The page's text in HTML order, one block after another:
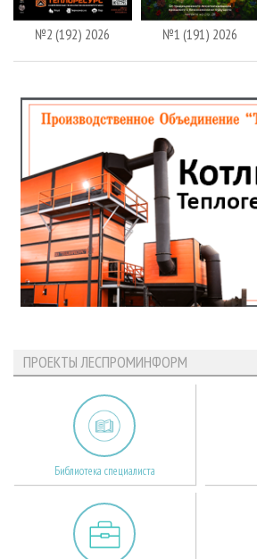
№2 (192) 2026 №1 (191) 2026
ПРОЕКТЫ ЛЕСПРОМИНФОРМ
Библиотека специалиста